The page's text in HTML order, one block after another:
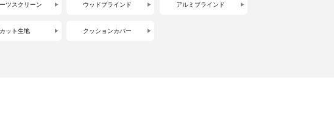
ツスクリーン ウッドブラインド アルミブラインド
カット生地 クッションカバー